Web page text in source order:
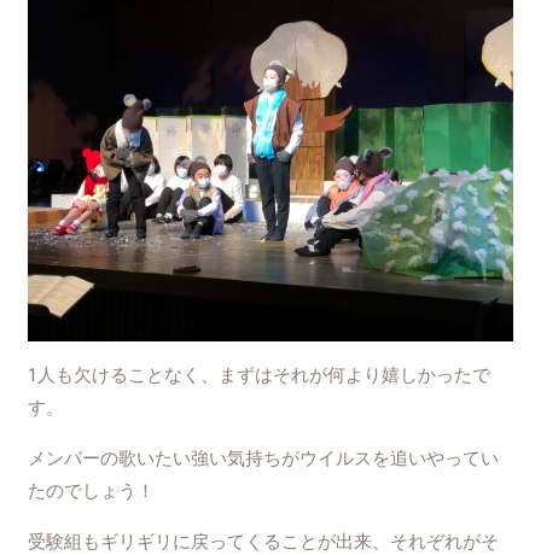
1人も欠けることなく、まずはそれが何より嬉しかったで
す。
メンバーの歌いたい強い気持ちがウイルスを追いやってい
たのでしょう！
受験組もギリギリに戻ってくることが出来、それぞれがそ